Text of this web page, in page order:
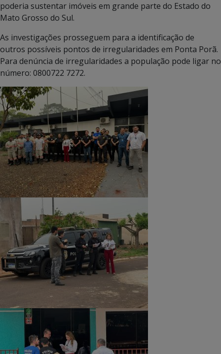
poderia sustentar imóveis em grande parte do Estado do
Mato Grosso do Sul.
As investigações prosseguem para a identificação de
outros possíveis pontos de irregularidades em Ponta Porã.
Para denúncia de irregularidades a população pode ligar no
número: 0800722 7272.